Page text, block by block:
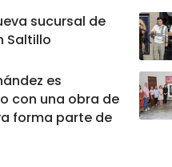
sucursal de
Saltillo
es
con una obra de
forma parte de